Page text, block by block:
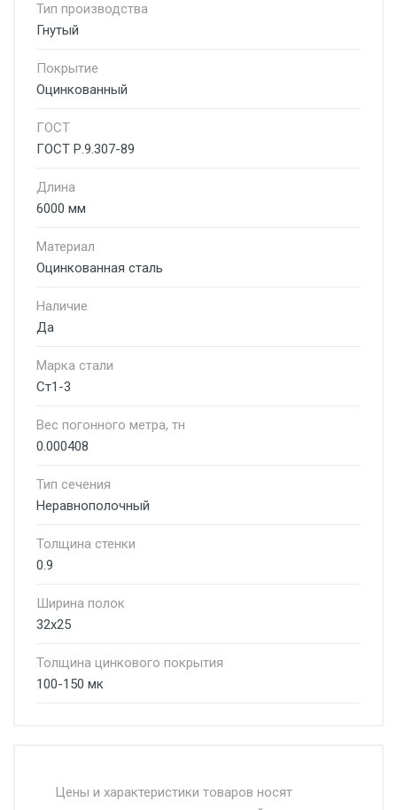
Тип производства
Гнутый
Покрытие
Оцинкованный
ГОСТ
ГОСТ Р.9.307-89
Длина
6000 мм
Материал
Оцинкованная сталь
Наличие
Да
Марка стали
Ст1-3
Вес погонного метра, тн
0.000408
Тип сечения
Неравнополочный
Толщина стенки
0.9
Ширина полок
32х25
Толщина цинкового покрытия
100-150 мк
Москве и Московской области.
Цены и характеристики товаров носят